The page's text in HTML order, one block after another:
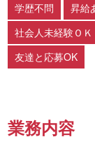
学歴不問
昇給
社会人未経験ＯＫ
友達と応募OK
業務内容